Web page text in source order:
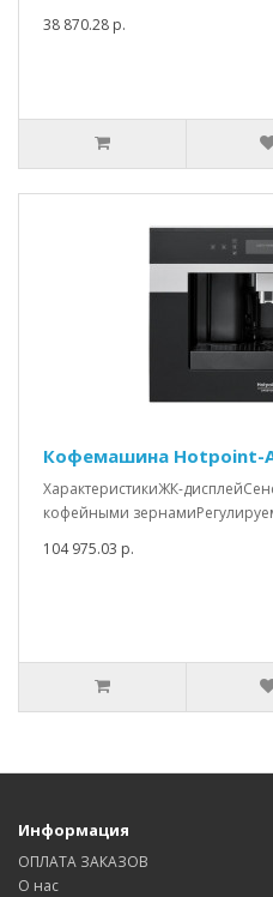
38 870.28 р.
Кофемашина Hotpoint-
ХарактеристикиЖК-
кофейными
104 975.03 р.
Информация
ОПЛАТА ЗАКАЗОВ
О нас